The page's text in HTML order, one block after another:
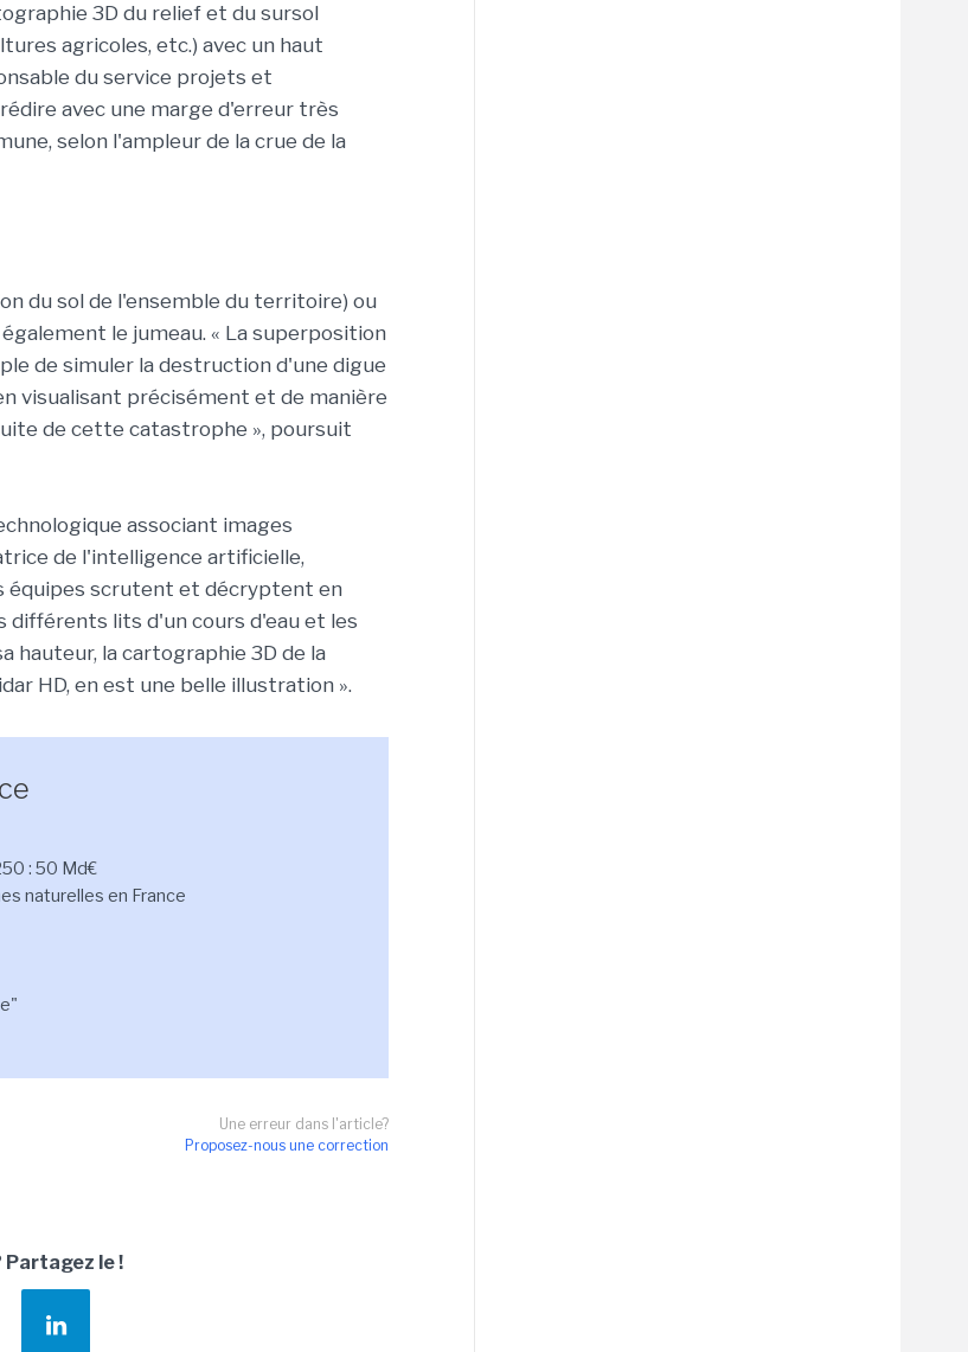
3D du relief et du sursol
agricoles, etc.) avec un haut
du service projets et
avec une marge d'erreur très
selon l'ampleur de la crue de la
du sol de l'ensemble du territoire) ou
le jumeau. « La superposition
de simuler la destruction d'une digue
visualisant précisément et de manière
de cette catastrophe », poursuit
associant images
de l'intelligence artificielle,
équipes scrutent et décryptent en
différents lits d'un cours d'eau et les
hauteur, la cartographie 3D de la
HD, en est une belle illustration ».
: 50 Md€
naturelles en France
Une erreur dans l'article?
Proposez-nous une correction
Partagez le !